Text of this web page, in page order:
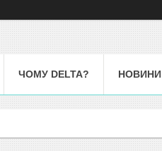
ЧОМУ DELTA? НОВИНИ